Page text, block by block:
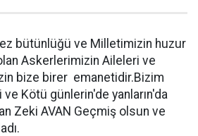
bütünlüğü ve Milletimizin huzur
Askerlerimizin Aileleri ve
bize birer emanetidir.Bizim
ve Kötü günlerin'de yanların'da
Zeki AVAN Geçmiş olsun ve